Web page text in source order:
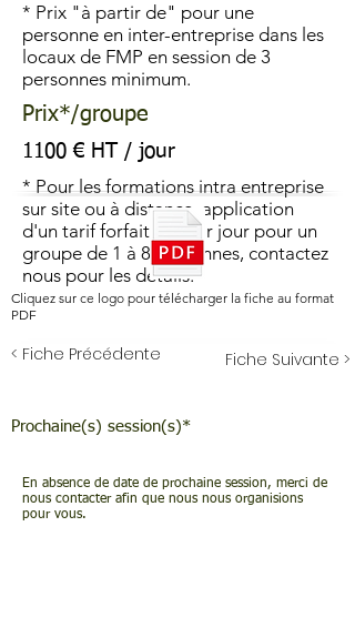
* Prix "à partir de" pour une
personne en inter-entreprise dans les
locaux de FMP en session de 3
personnes minimum.
Prix*/groupe
1100 € HT / jour
* Pour les formations intra entreprise
sur site ou à distance, application
d'un tarif forfaitaire par jour pour un
groupe de 1 à 8 personnes, contactez
nous pour les détails.
Cliquez sur ce logo pour télécharger la fiche au format
PDF
< Fiche Précédente Fiche Suivante >
Prochaine(s) session(s)*
En absence de date de prochaine session, merci de
nous contacter afin que nous nous organisions
pour vous.